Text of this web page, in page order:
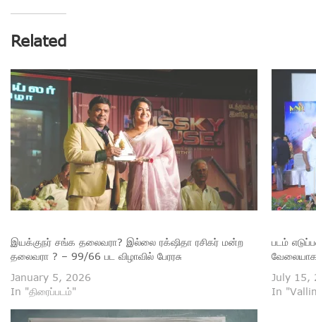
Related
இயக்குநர் சங்க தலைவரா? இல்லை ரக்‌ஷிதா ரசிகர் மன்ற
தலைவரா ? – 99/66 பட விழாவில் பேரரசு
January 5, 2026
In "திரைப்படம்"
படம்
July 15,
In